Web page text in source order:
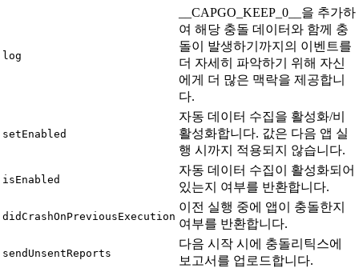
log
__CAPGO_KEEP_0__을 추가하
여 해당 충돌 데이터와 함께 충
돌이 발생하기까지의 이벤트를
더 자세히 파악하기 위해 자신
에게 더 많은 맥락을 제공합니
다.
setEnabled
자동 데이터 수집을 활성화/비
활성화합니다. 값은 다음 앱 실
행 시까지 적용되지 않습니다.
isEnabled
자동 데이터 수집이 활성화되어
있는지 여부를 반환합니다.
didCrashOnPreviousExecution
이전 실행 중에 앱이 충돌한지
여부를 반환합니다.
sendUnsentReports
다음 시작 시에 충돌리틱스에
보고서를 업로드합니다.